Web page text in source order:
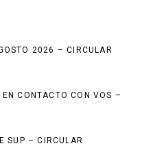
2026 – CIRCULAR
EN CONTACTO CON VOS –
SUP – CIRCULAR